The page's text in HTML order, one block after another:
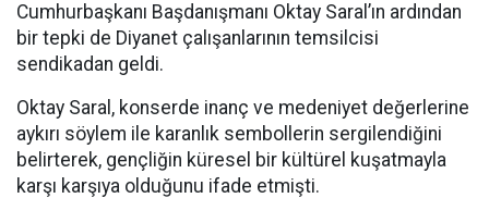
Cumhurbaşkanı Başdanışmanı Oktay Saral’ın ardından
bir tepki de Diyanet çalışanlarının temsilcisi
sendikadan geldi.
Oktay Saral, konserde inanç ve medeniyet değerlerine
aykırı söylem ile karanlık sembollerin sergilendiğini
belirterek, gençliğin küresel bir kültürel kuşatmayla
karşı karşıya olduğunu ifade etmişti.